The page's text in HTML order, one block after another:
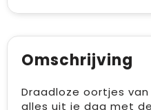
Omschrijving
Draadloze oortjes
alles uit je dag met